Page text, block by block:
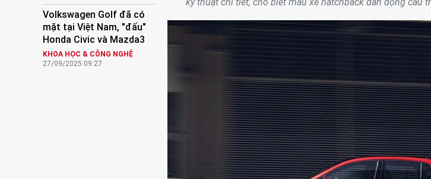
Volkswagen Golf đã có
mặt tại Việt Nam, "đấu"
Honda Civic và Mazda3
KHOA HỌC & CÔNG NGHỆ
27/09/2025 09:27